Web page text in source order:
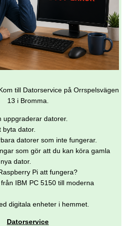
till Datorservice på Orrspelsvägen
13 i Bromma.
uppgraderar datorer.
byta dator.
datorer som inte fungerar.
som gör att du kan köra gamla
dator.
Pi att fungera?
IBM PC 5150 till moderna
digitala enheter i hemmet.
Datorservice